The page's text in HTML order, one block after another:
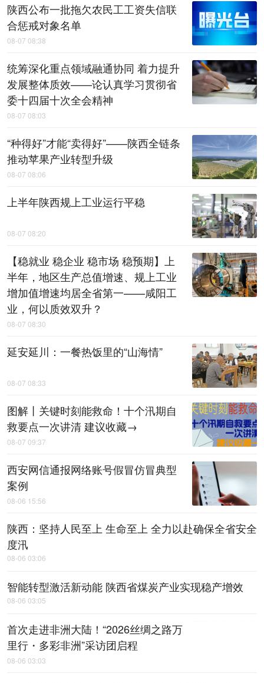
陕西公布一批拖欠农民工工资失信联
合惩戒对象名单
08-07 08:38
统筹深化重点领域融通协同 着力提升
发展整体质效——论认真学习贯彻省
委十四届十次全会精神
08-07 08:03
“种得好”才能“卖得好”——陕西全链条
推动苹果产业转型升级
08-07 08:06
上半年陕西规上工业运行平稳
08-07 08:20
【稳就业 稳企业 稳市场 稳预期】上
半年，地区生产总值增速、规上工业
增加值增速均居全省第一——咸阳工
业，何以质效双升？
08-07 08:30
延安延川：一餐热饭里的“山海情”
08-07 08:33
图解丨关键时刻能救命！十个汛期自
救要点一次讲清 建议收藏→
08-07 09:37
西安网信通报网络账号假冒仿冒典型
案例
08-06 15:56
陕西：坚持人民至上 生命至上 全力以赴确保全省安全
度汛
08-06 03:06
智能转型激活新动能 陕西省煤炭产业实现稳产增效
08-06 03:05
首次走进非洲大陆！“2026丝绸之路万
里行・多彩非洲”采访团启程
08-06 03:03